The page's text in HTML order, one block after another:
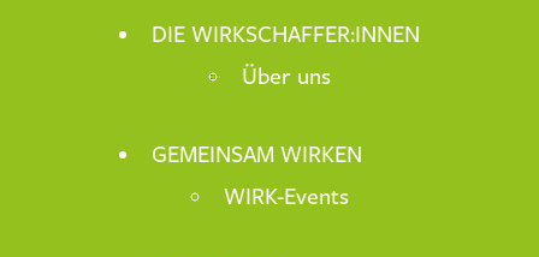
DIE WIRKSCHAFFER:INNEN
Über uns
GEMEINSAM WIRKEN
WIRK-Events